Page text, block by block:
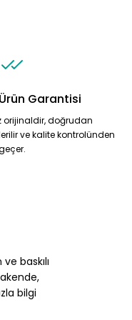
Garantisi
orijinaldir, doğrudan
ve kalite kontrolünden
baskılı
bilgi